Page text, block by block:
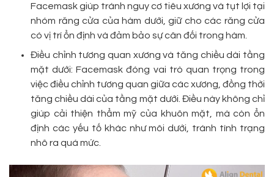
Facemask giúp tránh nguy cơ tiêu xương và tụt lợi tại
nhóm răng cửa của hàm dưới, giữ cho các răng cửa
có vị trí ổn định và đảm bảo sự cân đối trong hàm.
Điều chỉnh tương quan xương và tăng chiều dài tầng
mặt dưới: Facemask đóng vai trò quan trọng trong
việc điều chỉnh tương quan giữa các xương, đồng thời
tăng chiều dài của tầng mặt dưới. Điều này không chỉ
giúp cải thiện thẩm mỹ của khuôn mặt, mà còn ổn
định các yếu tố khác như môi dưới, tránh tình trạng
nhô ra quá mức.